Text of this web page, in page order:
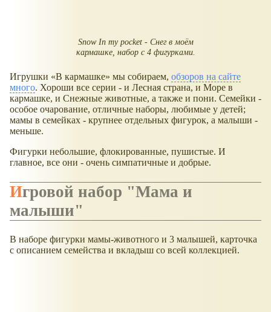
Snow In my poсket - Снег в моём
кармашке, набор с 4 фигурками.
Игрушки В кармашке мы собираем, обзоров на сайте
много. Хороши все серии - и Лесная страна, и Море в
кармашке, и Снежные животные, а также и пони. Семейки -
особое очарование, отличные наборы, любимые у детей;
мамы в семейках - крупнее отдельных фигурок, а малыши -
меньше.
Фигурки небольшие, флокированные, пушистые. И
главное, все они - очень симпатичные и добрые.
Игровой набор "Мама и
малыши"
В наборе фигурки мамы-животного и 3 малышей, карточка
с описанием семейства и вкладыш со всей коллекцией.